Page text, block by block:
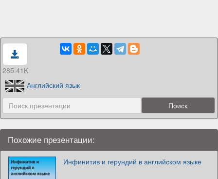
285.41K
Английский язык
Похожие презентации:
Инфинитив и герундий в английском языке